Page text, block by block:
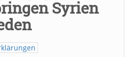
Syrien